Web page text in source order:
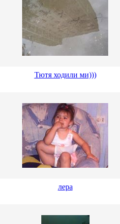
Тютя ходили ми)))
лера